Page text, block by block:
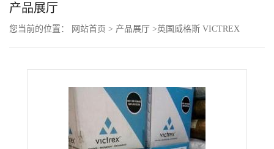
公
产品展厅
您当前的位置： 网站首页 > 产品展厅 >英国威格斯 VICTREX